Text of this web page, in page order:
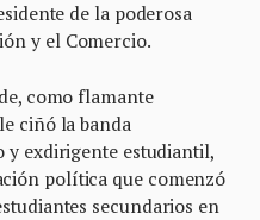
de la poderosa
y el Comercio.
como flamante
ciñó la banda
y exdirigente estudiantil,
política que comenzó
secundarios en